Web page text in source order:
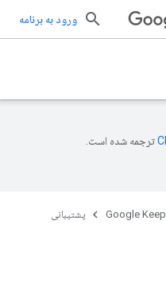
ورود به برنامه
ترجمه شده است.
Google Keep پشتیبانی